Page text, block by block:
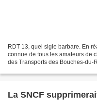
RDT 13, quel sigle barbare. En
connue de tous les amateurs de
des Transports des Bouches-du-
La SNCF